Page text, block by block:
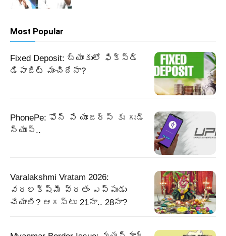
Most Popular
Fixed Deposit: బ్యాంకులో ఫిక్స్డ్
డిపాజిట్ మంచిదేనా?
PhonePe: ఫోన్ పే యూజర్స్ కు గుడ్
న్యూస్..
Varalakshmi Vratam 2026:
వరలక్ష్మీ వ్రతం ఎప్పుడు
చేయాలి? ఆగస్టు 21నా.. 28నా?